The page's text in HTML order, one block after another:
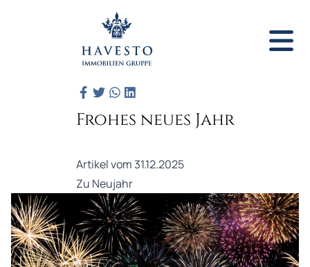
Frohes neues Jahr
Artikel vom 31.12.2025
Zu Neujahr